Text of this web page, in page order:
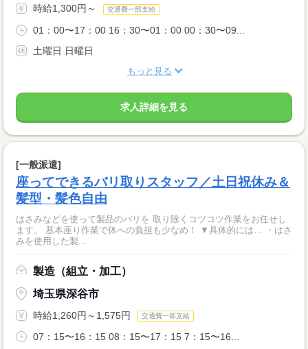
時給1,300円～ 交通費一部支給
01：00〜17：00 16：30〜01：00 00：30〜09...
土曜日 日曜日
もっと見る
求人詳細を見る
[一般派遣]
座ってできるバリ取りスタッフ／土日祝休み＆
髪型・髪色自由
はさみなどを使って製品のバリを 取り除くコツコツ作業をお任せし
ます。 基本座り作業で体への負担も少なめ！ ▼具体的には… ・はさ
みを使用した製...
製造（組立・加工）
埼玉県深谷市
時給1,260円～1,575円 交通費一部支給
07：15〜16：15 08：15〜17：15 7：15〜16...